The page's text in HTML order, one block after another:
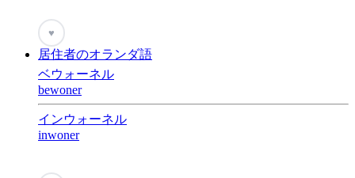
♥
居住者のオランダ語
ベウォーネル
bewoner
インウォーネル
inwoner